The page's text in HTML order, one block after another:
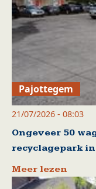
Pajottegem
21/07/2026 - 08:03
Ongeveer 50
recyclagepark
Meer lezen